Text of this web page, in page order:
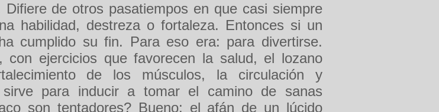
de otros pasatiempos en que casi siempre
habilidad, destreza o fortaleza. Entonces si un
cumplido su fin. Para eso era: para divertirse.
con ejercicios que favorecen la salud, el lozano
de los músculos, la circulación y
para inducir a tomar el camino de sanas
son tentadores? Bueno; el afán de un lúcido